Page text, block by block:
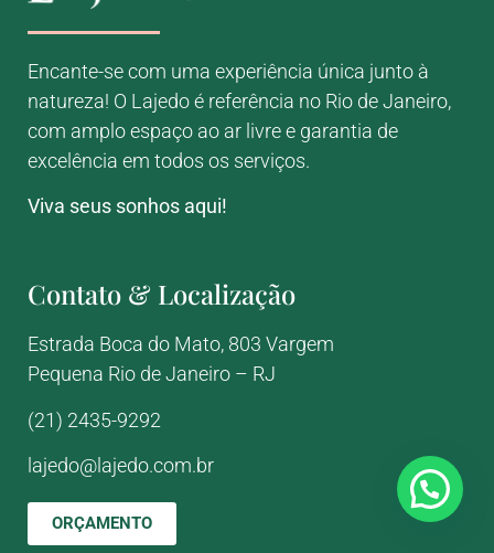
Encante-se com uma experiência única junto à
natureza! O Lajedo é referência no Rio de Janeiro,
com amplo espaço ao ar livre e garantia de
excelência em todos os serviços.
Viva seus sonhos aqui!
Contato & Localização
Estrada Boca do Mato, 803 Vargem
Pequena Rio de Janeiro – RJ
(21) 2435-9292
lajedo@lajedo.com.br
ORÇAMENTO